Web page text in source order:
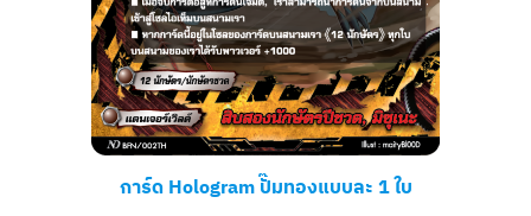
การ์ด Hologram ปั๊มทองแบบละ 1 ใบ